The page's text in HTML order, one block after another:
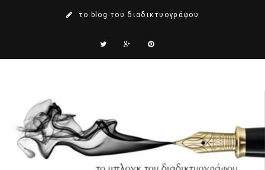
το blog του διαδικτυογράφου